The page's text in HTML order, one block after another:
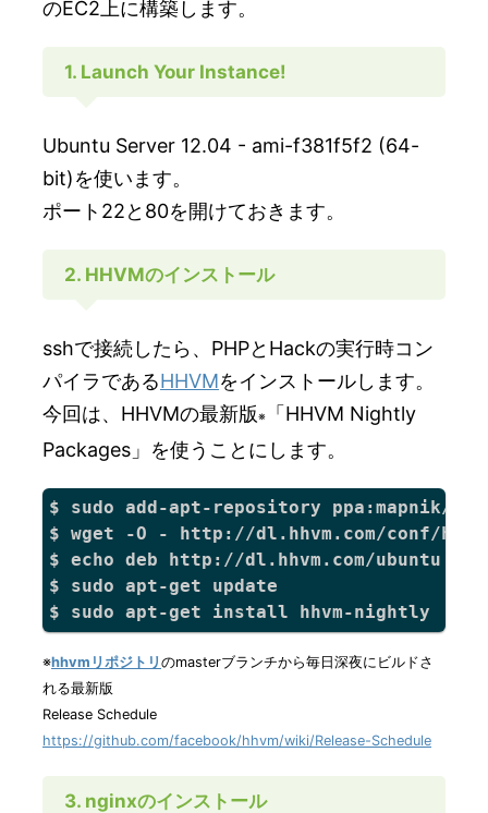
のEC2上に構築します。
1. Launch Your Instance!
Ubuntu Server 12.04 - ami-f381f5f2 (64-
bit)を使います。
ポート22と80を開けておきます。
2. HHVMのインストール
sshで接続したら、PHPとHackの実行時コン
パイラであるHHVMをインストールします。
今回は、HHVMの最新版※
「HHVM Nightly
Packages」を使うことにします。
$ sudo add-apt-repository ppa:mapnik/
$ wget -O - http://dl.hhvm.com/conf/
$ echo deb http://dl.hhvm.com/ubuntu
$ sudo apt-get update
※hhvmリポジトリ のmasterブランチから毎日深夜にビルドさ
れる最新版
Release Schedule
https://github.com/facebook/hhvm/wiki/Release-Schedule
3. nginxのインストール